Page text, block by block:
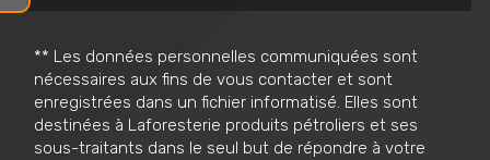
** Les données personnelles communiquées sont
nécessaires aux fins de vous contacter et sont
enregistrées dans un fichier informatisé. Elles sont
destinées à Laforesterie produits pétroliers et ses
sous-traitants dans le seul but de répondre à votre